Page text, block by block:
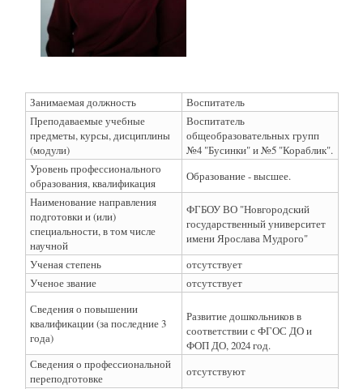
Занимаемая должность
Воспитатель
Преподаваемые учебные
предметы, курсы, дисциплины
(модули)
Воспитатель
общеобразовательных групп
№4 "Бусинки" и №5 "Кораблик".
Уровень профессионального
образования, квалификация
Образование - высшее.
Наименование направления
подготовки и (или)
специальности, в том числе
научной
ФГБОУ ВО "Новгородский
государственный университет
имени Ярослава Мудрого"
Ученая степень
отсутствует
Ученое звание
отсутствует
Сведения о повышении
квалификации (за последние 3
года)
Развитие дошкольников в
соответствии с ФГОС ДО и
ФОП ДО, 2024 год.
Сведения о профессиональной
переподготовке
отсутствуют